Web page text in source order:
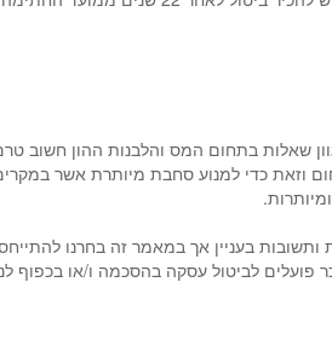
שאלות בתחום המס והלבנות ההון חשוב
וזאת כדי למנוע סחבת מיותרת אשר
ותשובות בעניין אך במאמר זה בחרנו
לביטול עסקה בהסכמה ו/או בכפוף